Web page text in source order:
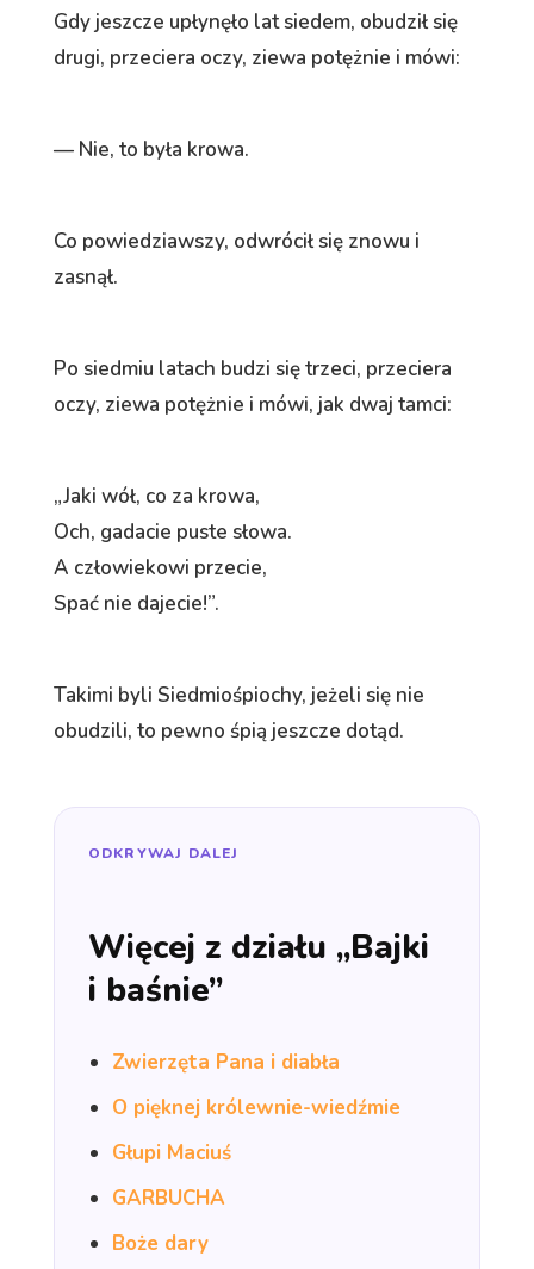
Gdy jeszcze upłynęło lat siedem, obudził się
drugi, przeciera oczy, ziewa potężnie i mówi:
— Nie, to była krowa.
Co powiedziawszy, odwrócił się znowu i
zasnął.
Po siedmiu latach budzi się trzeci, przeciera
oczy, ziewa potężnie i mówi, jak dwaj tamci:
„Jaki wół, co za krowa,
Och, gadacie puste słowa.
A człowiekowi przecie,
Spać nie dajecie!”.
Takimi byli Siedmiośpiochy, jeżeli się nie
obudzili, to pewno śpią jeszcze dotąd.
ODKRYWAJ DALEJ
Więcej z działu „Bajki
i baśnie”
Zwierzęta Pana i diabła
O pięknej królewnie-wiedźmie
Głupi Maciuś
GARBUCHA
Boże dary